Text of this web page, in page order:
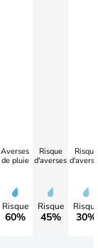
Averses
de pluie
Risque
60%
Risque
d'averses
Risque
45%
Risque
30%